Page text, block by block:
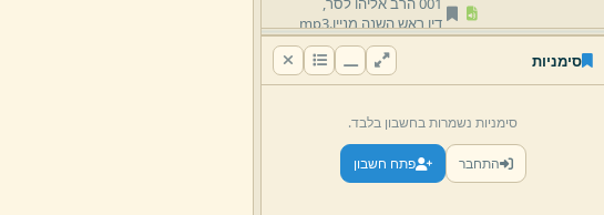
דין ראש השנה מניין.mp3
mp3
003 הרב פייבלזון.
004 הרב עקיבא שכטר.
mp3
סימניות
סימניות נשמרות בחשבון בלבד.
התחבר פתח חשבון